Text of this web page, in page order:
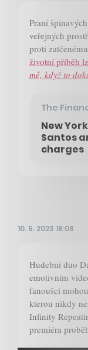
Praní
veřejných
proti
životní příběh
mě, když to
The
New
Santos
charges
10. 5. 2023 18:08
Hudební duo
emotivním
fanoušci
kterou nikdy
Infinity
premiéra